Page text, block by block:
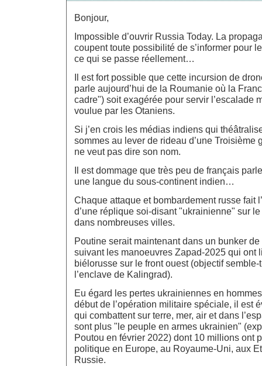
Bonjour,
Impossible d’ouvrir Russia Today. La
coupent toute possibilité de s’informer pour
ce qui se passe réellement…
Il est fort possible que cette incursion de
parle aujourd’hui de la Roumanie où la
cadre") soit exagérée pour servir l’escalade
voulue par les Otaniens.
Si j’en crois les médias indiens qui
sommes au lever de rideau d’une Troisième
ne veut pas dire son nom.
Il est dommage que très peu de français
une langue du sous-continent indien…
Chaque attaque et bombardement russe fait
d’une réplique soi-disant "ukrainienne" sur
dans nombreuses villes.
Poutine serait maintenant dans un bunker
suivant les manoeuvres Zapad-2025 qui ont
biélorusse sur le front ouest (objectif
l’enclave de Kalingrad).
Eu égard les pertes ukrainiennes en
début de l’opération militaire spéciale, il est
qui combattent sur terre, mer, air et dans
sont plus "le peuple en armes ukrainien"
Poutou en février 2022) dont 10 millions ont
politique en Europe, au Royaume-Uni, aux
Russie.